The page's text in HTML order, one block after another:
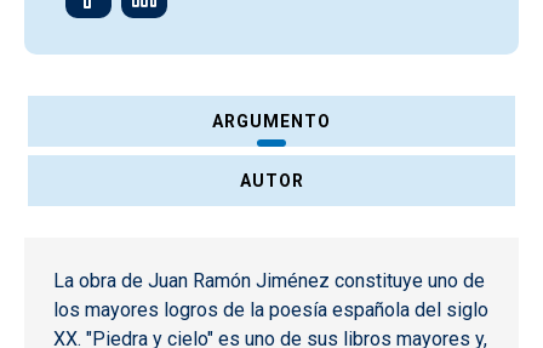
ARGUMENTO
AUTOR
La obra de Juan Ramón Jiménez constituye uno de
los mayores logros de la poesía española del siglo
XX. "Piedra y cielo" es uno de sus libros mayores y,